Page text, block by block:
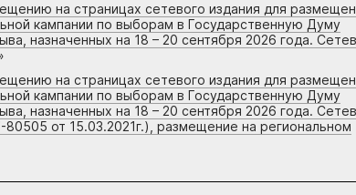
на страницах сетевого издания для
кампании по выборам в Государственную Думу
назначенных на 18 – 20 сентября 2026 года.
на страницах сетевого издания для
кампании по выборам в Государственную Думу
назначенных на 18 – 20 сентября 2026 года.
от 15.03.2021г.), размещение на региональном